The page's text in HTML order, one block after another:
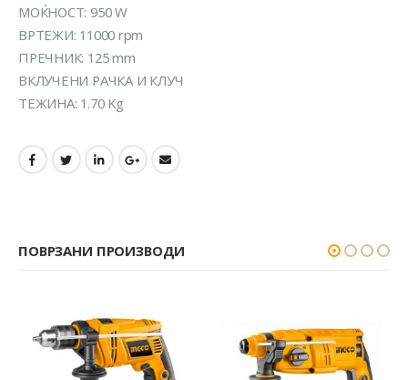
МОЌНОСТ: 950 W
ВРТЕЖИ: 11000 rpm
ПРЕЧНИК: 125 mm
ВКЛУЧЕНИ РАЧКА И КЛУЧ
ТЕЖИНА: 1.70 Kg
ПОВРЗАНИ ПРОИЗВОДИ